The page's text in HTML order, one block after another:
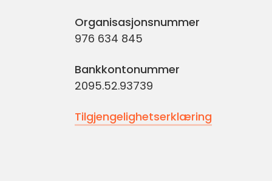
Organisasjonsnummer
976 634 845
Bankkontonummer
2095.52.93739
Tilgjengelighetserklæring